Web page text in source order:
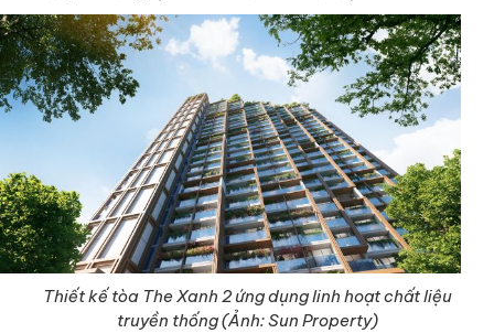
Thiết kế tòa The Xanh 2 ứng dụng linh hoạt chất liệu
truyền thống (Ảnh: Sun Property)